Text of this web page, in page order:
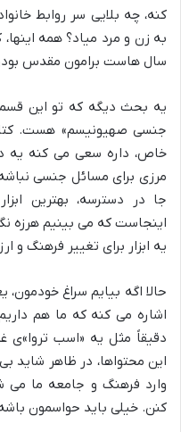
کنه، چه بلایی سر روابط
به زن و مرد میاد؟ همه
سال هاست برامون مقدس
یه بحث دیگه که تو این
جنسی صهیونیسم» هست.
خاص، داره سعی می کنه یه
مرزی برای مسائل جنسی
جا در دسترسه، بهترین
اینجاست که می بینیم هرزه
یه ابزار برای تغییر فرهنگ
حالا اگه بیایم سراغ
اشاره می کنه که ما هم
دقیقاً مثل یه «اسب تروا»ی
این محتواها، در ظاهر شاید
وارد فرهنگ و جامعه ما
کنن. خیلی باید حواسمون